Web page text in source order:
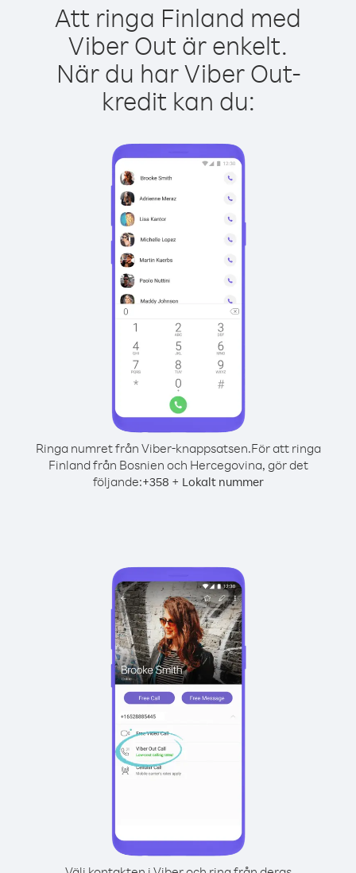
Att ringa Finland med
Viber Out är enkelt.
När du har Viber Out-
kredit kan du:
Ringa numret från Viber-knappsatsen.För att ringa
Finland från Bosnien och Hercegovina, gör det
följande:+358 + Lokalt nummer